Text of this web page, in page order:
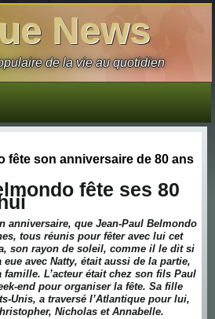
News
de la vie au quotidien
fête son anniversaire de 80 ans
fête ses 80
anniversaire, que Jean-Paul Belmondo
tous réunis pour fêter avec lui cet
son rayon de soleil, comme il le dit si
avec Natty, était aussi de la partie,
famille. L’acteur était chez son fils Paul
end pour organiser la fête. Sa fille
Unis, a traversé l’Atlantique pour lui,
Nicholas et Annabelle.